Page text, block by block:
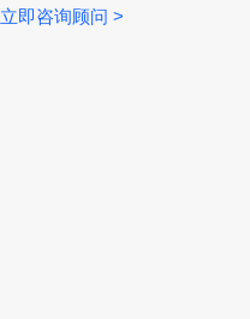
立即咨询顾问 >